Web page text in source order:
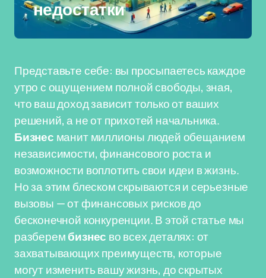
недостатки
Представьте себе: вы просыпаетесь каждое
утро с ощущением полной свободы, зная,
что ваш доход зависит только от ваших
решений, а не от прихотей начальника.
Бизнес манит миллионы людей обещанием
независимости, финансового роста и
возможности воплотить свои идеи в жизнь.
Но за этим блеском скрываются и серьезные
вызовы — от финансовых рисков до
бесконечной конкуренции. В этой статье мы
разберембизнес во всех деталях: от
захватывающих преимуществ, которые
могут изменить вашу жизнь, до скрытых